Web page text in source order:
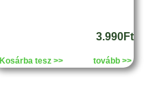
3.990Ft
Kosárba tesz >> tovább >>